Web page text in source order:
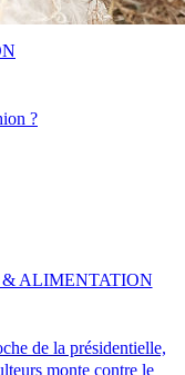
?
de la présidentielle,
monte contre le
ALIMENTATION